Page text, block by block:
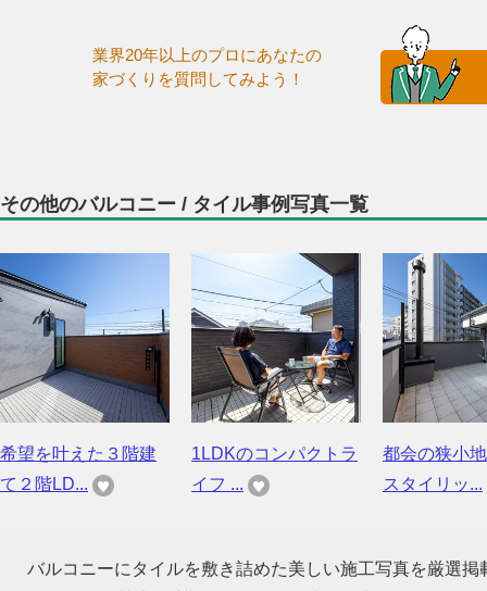
業界20年以上のプロにあなたの
家づくりを質問してみよう！
その他のバルコニー / タイル事例写真一覧
希望を叶えた３階建
て２階LD...
1LDKのコンパクトラ
イフ ...
都会の狭小
スタイリッ...
バルコニーにタイルを敷き詰めた美しい施工写真を厳選